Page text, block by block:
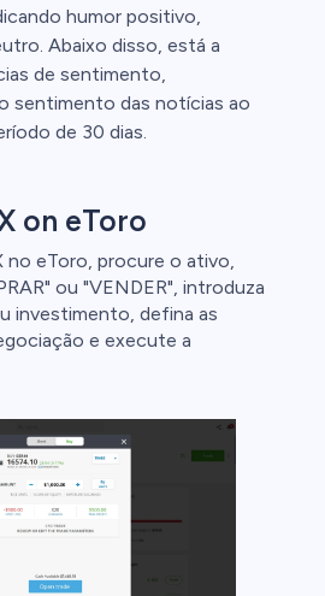
humor positivo,
Abaixo disso, está a
de sentimento,
sentimento das notícias ao
de 30 dias.
on eToro
no eToro, procure o ativo,
ou "VENDER", introduza
investimento, defina as
e execute a